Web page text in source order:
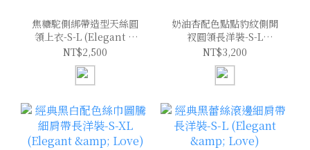
焦糖駝側綁帶造型天絲圓
領上衣-S-L (Elegant &
Love)
NT$2,500
奶油杏配色點點豹紋側開
衩圓領長洋裝-S-L
(Elegant & Love)
NT$3,200